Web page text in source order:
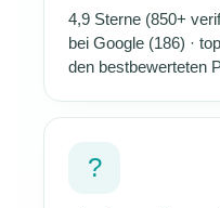
4,9 Sterne (850+
bei Google (186) ·
den bestbewerteten
?️